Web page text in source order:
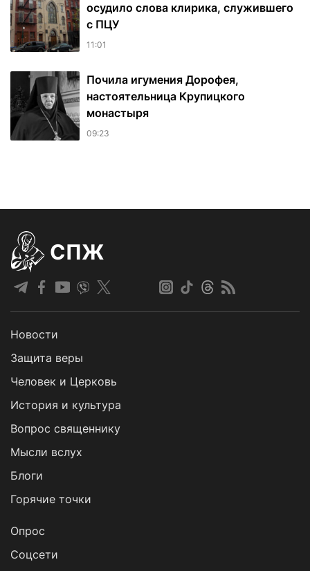
осудило слова клирика, служившего
с ПЦУ
11:01
Почила игумения Дорофея,
настоятельница Крупицкого
монастыря
09:23
СПЖ
Новости
Защита веры
Человек и Церковь
История и культура
Вопрос священнику
Мысли вслух
Блоги
Горячие точки
Опрос
Cоцсети